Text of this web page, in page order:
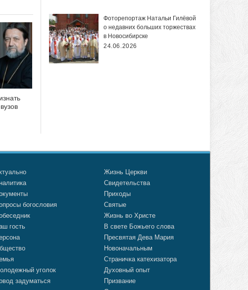
Фоторепортаж Натальи Гилёвой
о недавних больших торжествах
в Новосибирске
24.06.2026
богословия
гость
уголок
задуматься
Жизнь Церкви
Свидетельства
Приходы
Святые
Жизнь во Христе
В свете Божьего слова
Пресвятая Дева Мария
Новоначальным
Страничка катехизатора
Духовный опыт
Призвание